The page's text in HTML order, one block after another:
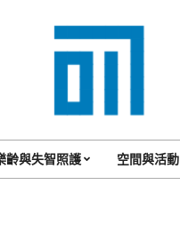
017
Cafe'
Primary
齡與失智照護 空間與活動